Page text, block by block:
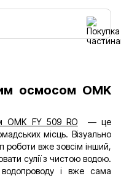
осмосом OMK
OMK FY 509 RO — це
місць. Візуально
вже зовсім інший,
сулії з чистою водою.
і вже сама